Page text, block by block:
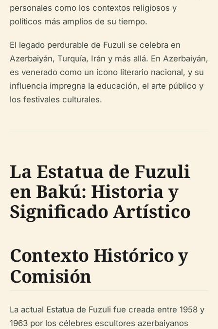
personales como los contextos religiosos y
políticos más amplios de su tiempo.
El legado perdurable de Fuzuli se celebra en
Azerbaiyán, Turquía, Irán y más allá. En Azerbaiyán,
es venerado como un icono literario nacional, y su
influencia impregna la educación, el arte público y
los festivales culturales.
La Estatua de Fuzuli
en Bakú: Historia y
Significado Artístico
Contexto Histórico y
Comisión
La actual Estatua de Fuzuli fue creada entre 1958 y
1963 por los célebres escultores azerbaiyanos